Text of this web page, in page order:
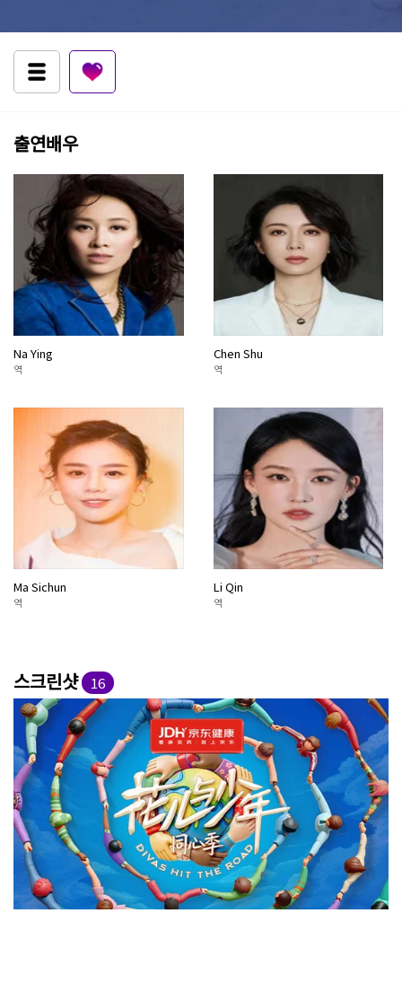
출연배우
Na Ying
역
Chen Shu
역
Ma Sichun
역
Li Qin
역
스크린샷 16